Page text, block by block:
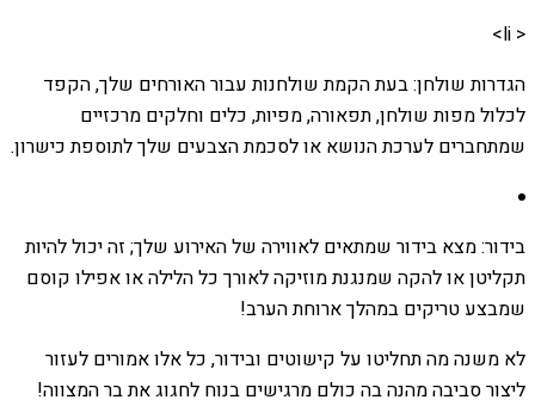
< li>
הגדרות שולחן: בעת הקמת שולחנות עבור האורחים שלך, הקפד
לכלול מפות שולחן, תפאורה, מפיות, כלים וחלקים מרכזיים
שמתחברים לערכת הנושא או לסכמת הצבעים שלך לתוספת כישרון.
בידור: מצא בידור שמתאים לאווירה של האירוע שלך; זה יכול להיות
תקליטן או להקה שמנגנת מוזיקה לאורך כל הלילה או אפילו קוסם
שמבצע טריקים במהלך ארוחת הערב!
לא משנה מה תחליטו על קישוטים ובידור, כל אלו אמורים לעזור
ליצור סביבה מהנה בה כולם מרגישים בנוח לחגוג את בר המצווה!